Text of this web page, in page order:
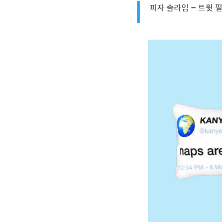
피자 슬라임 – 트윗